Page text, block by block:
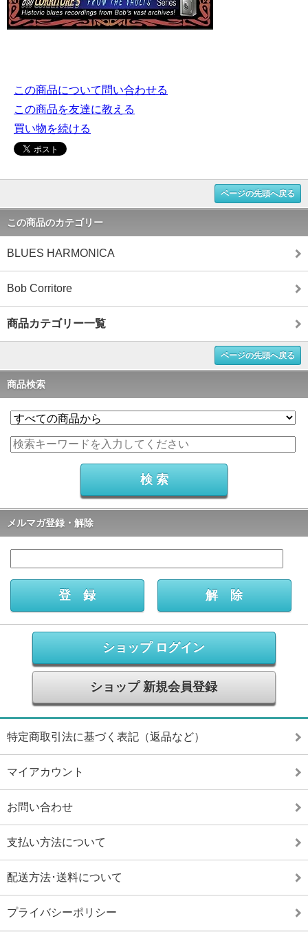
この商品について問い合わせる
この商品を友達に教える
買い物を続ける
ページの先頭へ戻る
この商品のカテゴリー
BLUES HARMONICA
Bob Corritore
商品カテゴリー一覧
ページの先頭へ戻る
商品検索
メルマガ登録・解除
ショップ ログイン
ショップ 新規会員登録
特定商取引法に基づく表記（返品など）
マイアカウント
お問い合わせ
支払い方法について
配送方法･送料について
プライバシーポリシー